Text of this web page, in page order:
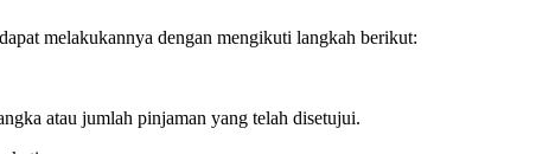
melakukannya dengan mengikuti langkah berikut:
atau jumlah pinjaman yang telah disetujui.